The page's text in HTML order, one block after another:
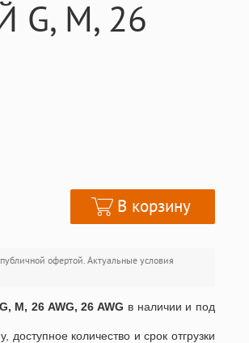
G, M, 26
В корзину
офертой. Актуальные условия
M, 26 AWG, 26 AWG в наличии и под
количество и срок отгрузки